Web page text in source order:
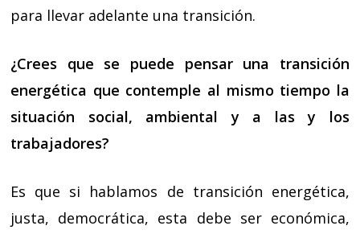
para llevar adelante una transición.
¿Crees que se puede pensar una transición
energética que contemple al mismo tiempo la
situación social, ambiental y a las y los
trabajadores?
Es que si hablamos de transición energética,
justa, democrática, esta debe ser económica,